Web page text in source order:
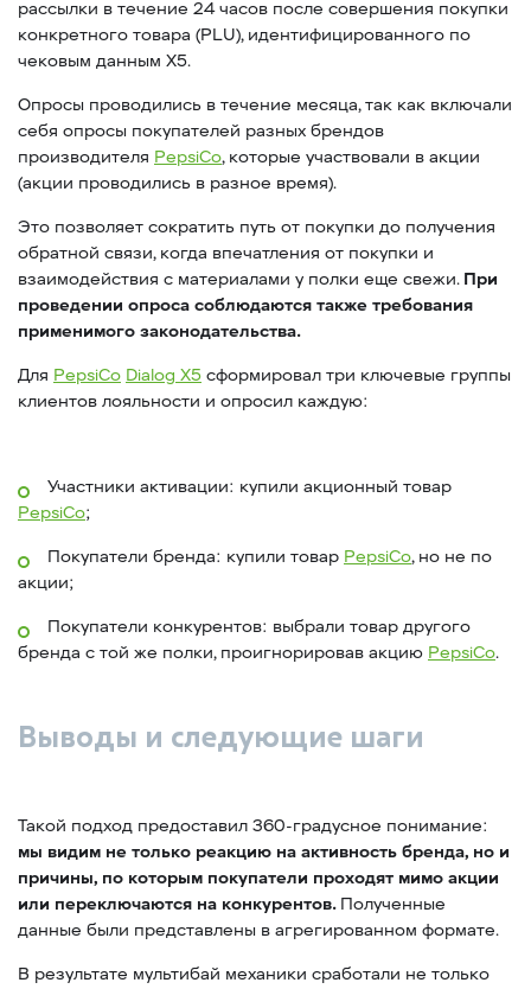
рассылки в течение 24 часов после совершения покупки
конкретного товара (PLU), идентифицированного по
чековым данным X5.
Опросы проводились в течение месяца, так как включали
себя опросы покупателей разных брендов
производителя PepsiCo, которые участвовали в акции
(акции проводились в разное время).
Это позволяет сократить путь от покупки до получения
обратной связи, когда впечатления от покупки и
взаимодействия с материалами у полки еще свежи. При
проведении опроса соблюдаются также требования
применимого законодательства.
Для PepsiCo Dialog X5 сформировал три ключевые группы
клиентов лояльности и опросил каждую:
Участники активации: купили акционный товар
PepsiCo;
Покупатели бренда: купили товар PepsiCo, но не по
акции;
Покупатели конкурентов: выбрали товар другого
бренда с той же полки, проигнорировав акцию PepsiCo.
Выводы и следующие шаги
Такой подход предоставил 360-градусное понимание:
мы видим не только реакцию на активность бренда, но и
причины, по которым покупатели проходят мимо акции
или переключаются на конкурентов. Полученные
данные были представлены в агрегированном формате.
В результате мультибай механики сработали не только